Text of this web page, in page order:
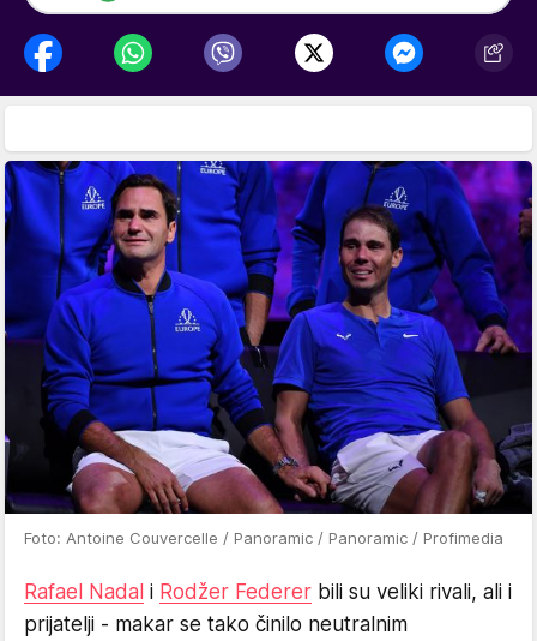
Foto: Antoine Couvercelle / Panoramic / Panoramic / Profimedia
Rafael Nadal i Rodžer Federer bili su veliki rivali, ali i
prijatelji - makar se tako činilo neutralnim